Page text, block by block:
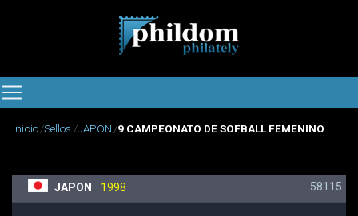
Inicio Sellos JAPON 9 CAMPEONATO DE SOFBALL FEMENINO
JAPON 1998 58115